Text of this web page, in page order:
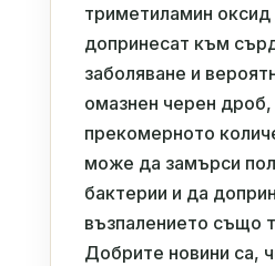
триметиламин оксид
допринесат към
заболяване и
омазнен черен дроб,
прекомерното
може да замърси
бактерии и да
възпалението също
Добрите новини са,